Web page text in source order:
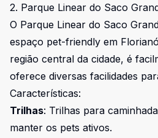
2. Parque Linear do Saco
O Parque Linear do Saco
espaço pet-friendly em
região central da cidade, é
oferece diversas facilidades
Características:
Trilhas: Trilhas para
manter os pets ativos.